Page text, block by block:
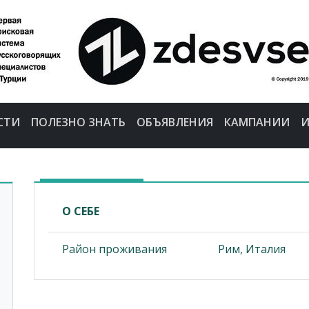
ПОЛЕЗНО ЗНАТЬ ОБЪЯВЛЕНИЯ КАМПАНИИ
О СЕБЕ
Район проживания Рим, Италия